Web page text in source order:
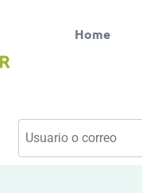
Home